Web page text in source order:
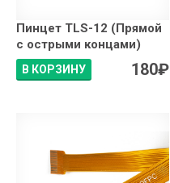
Пинцет TLS-12 (Прямой
с острыми концами)
В КОРЗИНУ 180₽